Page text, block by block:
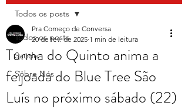
Todos os posts
Saúde
Sobre Nós
Todos os posts
Turma do Quinto anima a
feijoada do Blue Tree São
Luís no próximo sábado (22)
Pra Começo de Conversa
20 de fev. de 2025 1 min de leitura